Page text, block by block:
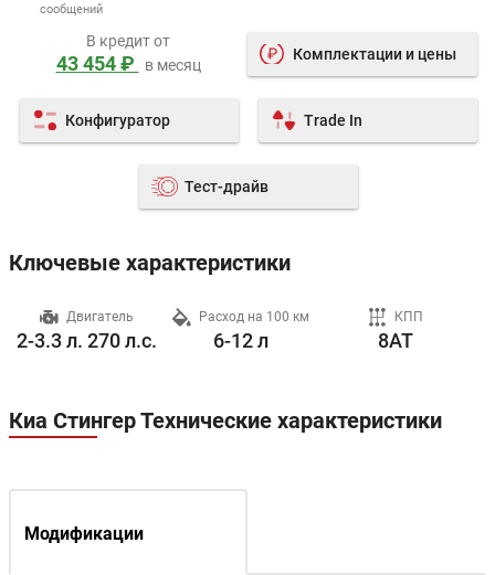
сообщений
Комплектации и цены
Конфигуратор Trade In
Тест-драйв
В кредит от
43 454 ₽ в месяц
Ключевые характеристики
Двигатель
2-3.3 л. 270 л.с.
Расход на 100 км
6-12 л
КПП
8AT
Киа Стингер Технические характеристики
Модификации